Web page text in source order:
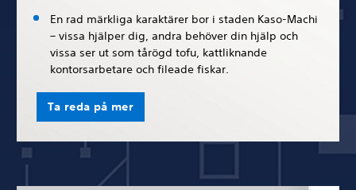
En rad märkliga karaktärer bor i staden Kaso-Machi
– vissa hjälper dig, andra behöver din hjälp och
vissa ser ut som tårögd tofu, kattliknande
kontorsarbetare och fileade fiskar.
Ta reda på mer